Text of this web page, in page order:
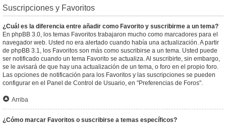
Suscripciones y Favoritos
¿Cuál es la diferencia entre añadir como Favorito y suscribirme a un tema?
En phpBB 3.0, los temas Favoritos trabajaron mucho como marcadores para el
navegador web. Usted no era alertado cuando había una actualización. A partir
de phpBB 3.1, los Favoritos son más como suscribirse a un tema. Usted puede
ser notificado cuando un tema Favorito se actualiza. Al suscribirte, sin embargo,
se le avisará de que hay una actualización de un tema, o foro en el propio foro.
Las opciones de notificación para los Favoritos y las suscripciones se pueden
configurar en el Panel de Control de Usuario, en "Preferencias de Foros".
Arriba
¿Cómo marcar Favoritos o suscribirse a temas específicos?